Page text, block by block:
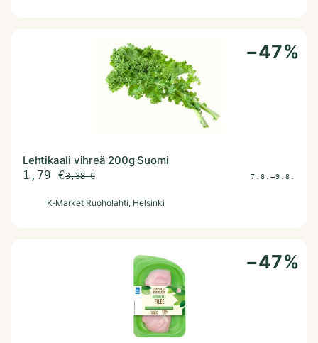
−47%
Lehtikaali vihreä 200g Suomi
1,79 €3,38€ 7.8.–9.8.
K‑Market Ruoholahti, Helsinki
−47%